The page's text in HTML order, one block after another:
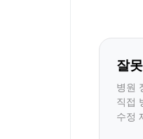
잘
병원
직접
수정